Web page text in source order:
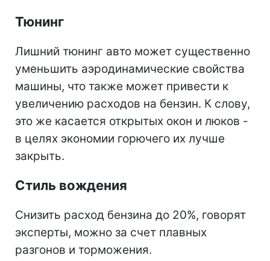
Тюнинг
Лишний тюнинг авто может существенно
уменьшить аэродинамические свойства
машины, что также может привести к
увеличению расходов на бензин. К слову,
это же касается открытых окон и люков -
в целях экономии горючего их лучше
закрыть.
Стиль вождения
Снизить расход бензина до 20%, говорят
эксперты, можно за счет плавных
разгонов и торможения.